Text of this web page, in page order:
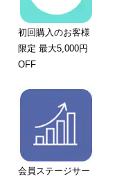
初回購入のお客様
限定 最大5,000円
OFF
会員ステージサー